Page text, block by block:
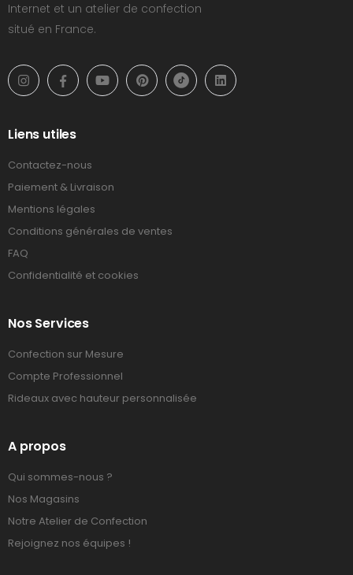
Internet et un atelier de confection
situé en France.
Liens utiles
Contactez-nous
Paiement & Livraison
Mentions légales
Conditions générales de ventes
FAQ
Confidentialité et cookies
Nos Services
Confection sur Mesure
Compte Professionnel
Rideaux avec hauteur personnalisée
A propos
Qui sommes-nous ?
Nos Magasins
Notre Atelier de Confection
Rejoignez nos équipes !